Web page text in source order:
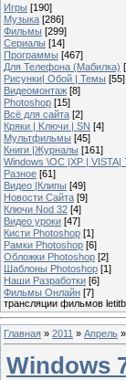
Игры [190]
Музыка [286]
Фильмы [299]
Сериалы [14]
Программы [467]
Для Телефона (Мабилка)
Рисунки| Обой | Темы [55]
Видеомонтаж [8]
Photoshop [15]
Всё для сайта [2]
Кряки | Kлючи | SN [4]
Мультфильмы [45]
Книги |Журналы [161]
Windows \OC |XP | VISTA|
Разное [61]
Видео |Клипы [49]
Новости Сайта [9]
Ключи Nod 32 [4]
Видео уроки [47]
Кисти Photoshop [1]
Рамки Photoshop [6]
Обложки Photoshop [2]
Шаблоны Photoshop [1]
Наши Разработки [6]
Фильмы Онлайн [7]
трансляции фильмов
Главная » 2011 » Апрель »
Windows